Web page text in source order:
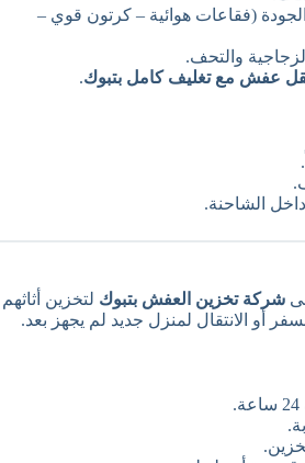
الجودة (فقاعات هوائية – كرتون قوي –
والتحف.
عفش مع تغليف كامل بتبوك.
الشاحنة.
شركة تخزين العفش بتبوك لتخزين أثاثهم
أو الانتقال لمنزل جديد لم يجهز بعد.